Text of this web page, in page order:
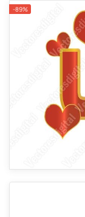
-89%